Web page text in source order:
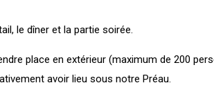
le dîner et la partie soirée.
place en extérieur (maximum de 200
avoir lieu sous notre Préau.